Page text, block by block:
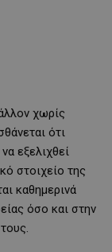
χωρίς
ότι
εξελιχθεί
στοιχείο της
καθημερινά
όσο και στην